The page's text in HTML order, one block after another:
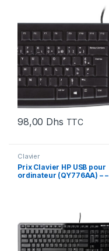
98,00 Dhs TTC
Clavier
Prix Clavier HP USB pour
ordinateur (QY776AA) – –